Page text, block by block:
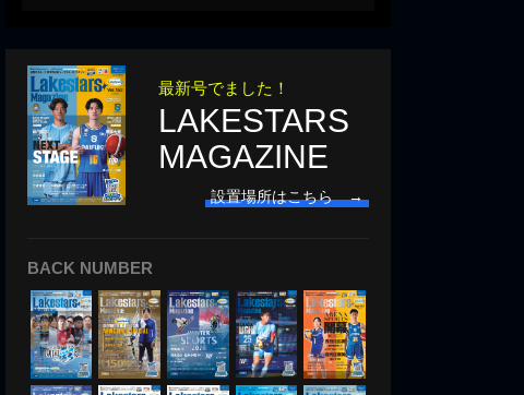
最新号でました！
LAKESTARS
MAGAZINE
設置場所はこちら →
BACK NUMBER